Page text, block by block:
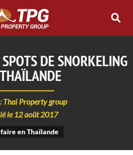
DE SNORKELING
Thai Property group
le 12 août 2017
en Thaïlande